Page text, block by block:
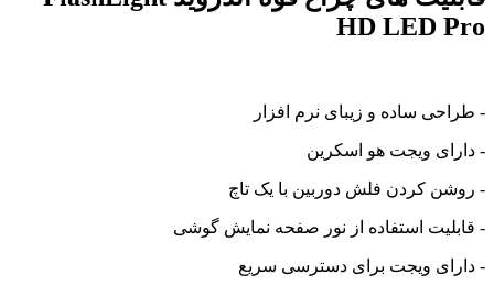
HD LED
ساده و زیبای نرم افزار
ویجت هو اسکرین
کردن فلش دوربین با یک تاچ
استفاده از نور صفحه نمایش گوشی
ویجت برای دسترسی سریع